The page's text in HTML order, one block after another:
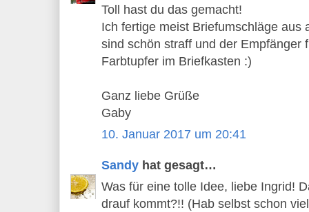
Toll hast du das gemacht!
Ich fertige meist Briefumschläge aus
sind schön straff und der Empfänger
Farbtupfer im Briefkasten :)
Ganz liebe Grüße
Gaby
10. Januar 2017 um 20:41
Sandy hat gesagt…
Was für eine tolle Idee, liebe Ingrid!
drauf kommt?!! (Hab selbst schon